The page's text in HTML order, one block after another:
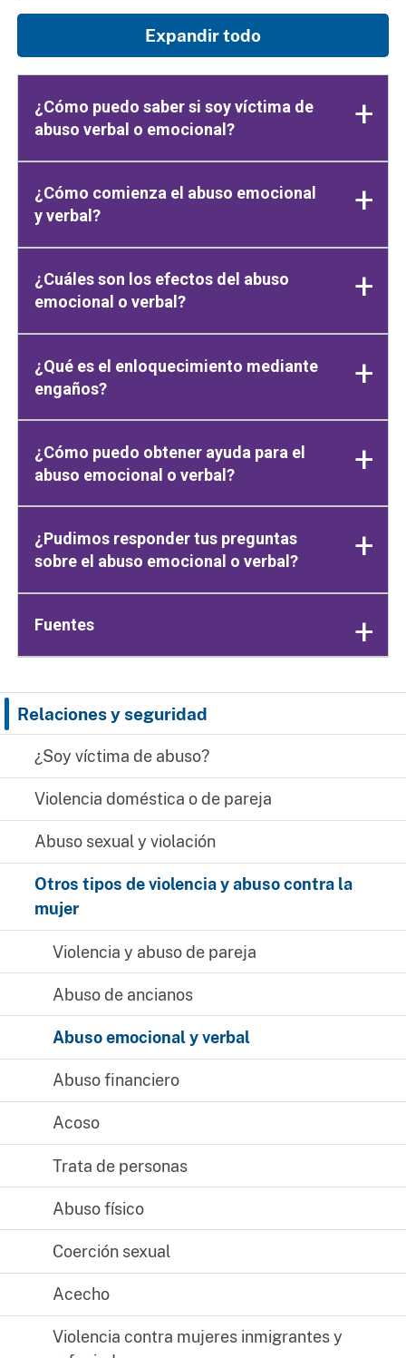
Relaciones y seguridad
¿Soy víctima de abuso?
Violencia doméstica o de pareja
Abuso sexual y violación
Otros tipos de violencia y abuso contra la
mujer
Violencia y abuso de pareja
Abuso de ancianos
Abuso emocional y verbal
Abuso financiero
Acoso
Trata de personas
Abuso físico
Coerción sexual
Acecho
Violencia contra mujeres inmigrantes y
Expandir todo
¿Cómo puedo saber si soy víctima de
abuso verbal o emocional?
¿Cómo comienza el abuso emocional
y verbal?
¿Cuáles son los efectos del abuso
emocional o verbal?
¿Qué es el enloquecimiento mediante
engaños?
¿Cómo puedo obtener ayuda para el
abuso emocional o verbal?
¿Pudimos responder tus preguntas
sobre el abuso emocional o verbal?
Fuentes